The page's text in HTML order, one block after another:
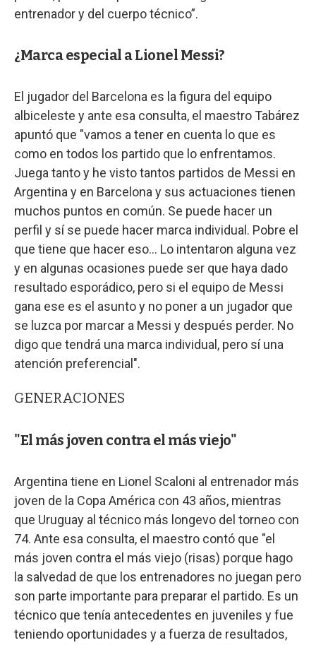
entrenador y del cuerpo técnico”.
¿Marca especial a Lionel Messi?
El jugador del Barcelona es la figura del equipo
albiceleste y ante esa consulta, el maestro Tabárez
apuntó que "vamos a tener en cuenta lo que es
como en todos los partido que lo enfrentamos.
Juega tanto y he visto tantos partidos de Messi en
Argentina y en Barcelona y sus actuaciones tienen
muchos puntos en común. Se puede hacer un
perfil y sí se puede hacer marca individual. Pobre el
que tiene que hacer eso... Lo intentaron alguna vez
y en algunas ocasiones puede ser que haya dado
resultado esporádico, pero si el equipo de Messi
gana ese es el asunto y no poner a un jugador que
se luzca por marcar a Messi y después perder. No
digo que tendrá una marca individual, pero sí una
atención preferencial".
GENERACIONES
"El más joven contra el más viejo"
Argentina tiene en Lionel Scaloni al entrenador más
joven de la Copa América con 43 años, mientras
que Uruguay al técnico más longevo del torneo con
74. Ante esa consulta, el maestro contó que "el
más joven contra el más viejo (risas) porque hago
la salvedad de que los entrenadores no juegan pero
son parte importante para preparar el partido. Es un
técnico que tenía antecedentes en juveniles y fue
teniendo oportunidades y a fuerza de resultados,